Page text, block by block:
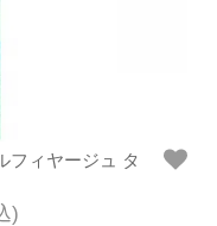
フィヤージュ タ
)